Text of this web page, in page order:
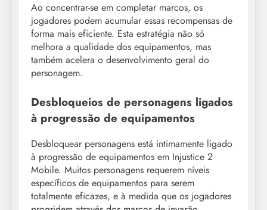
Ao concentrar-se em completar marcos, os
jogadores podem acumular essas recompensas de
forma mais eficiente. Esta estratégia não só
melhora a qualidade dos equipamentos, mas
também acelera o desenvolvimento geral do
personagem.
Desbloqueios de personagens ligados
à progressão de equipamentos
Desbloquear personagens está intimamente ligado
à progressão de equipamentos em Injustice 2
Mobile. Muitos personagens requerem níveis
específicos de equipamentos para serem
totalmente eficazes, e à medida que os jogadores